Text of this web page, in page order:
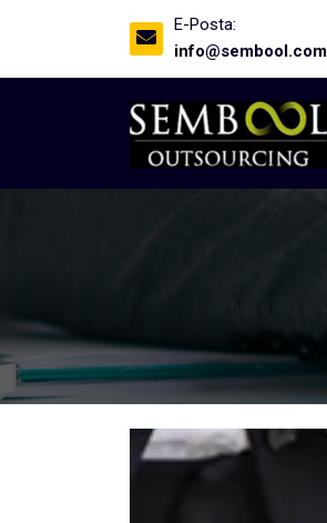
E-Posta:
info@sembool.com